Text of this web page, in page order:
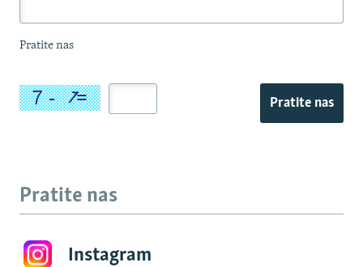
Pratite nas
Pratite nas
Pratite nas
Instagram